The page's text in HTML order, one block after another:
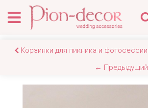
Корзинки для пикника и фотосессии
← Предыдущий